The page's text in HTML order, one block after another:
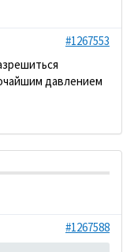
#1267553
давлением
#1267588